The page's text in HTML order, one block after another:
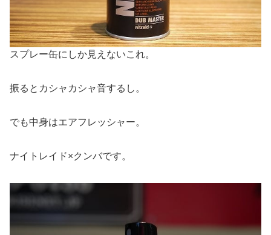
スプレー缶にしか見えないこれ。
振るとカシャカシャ音するし。
でも中身はエアフレッシャー。
ナイトレイド×クンバです。